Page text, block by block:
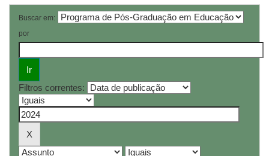
Buscar em:
por
Filtros correntes: